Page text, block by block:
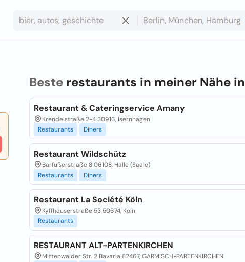
Beste restaurants in meiner Nähe in
Restaurant & Cateringservice Amany
Krendelstraße 2-4 30916, Isernhagen
Restaurants
Diners
Restaurant Wildschütz
Barfüßerstraße 8 06108, Halle (Saale)
Restaurants
Diners
Restaurant La Société Köln
Kyffhäuserstraße 53 50674, Köln
Restaurants
RESTAURANT ALT-PARTENKIRCHEN
Mittenwalder Str. 2 Bavaria 82467, GARMISCH-PARTENKIRCHEN